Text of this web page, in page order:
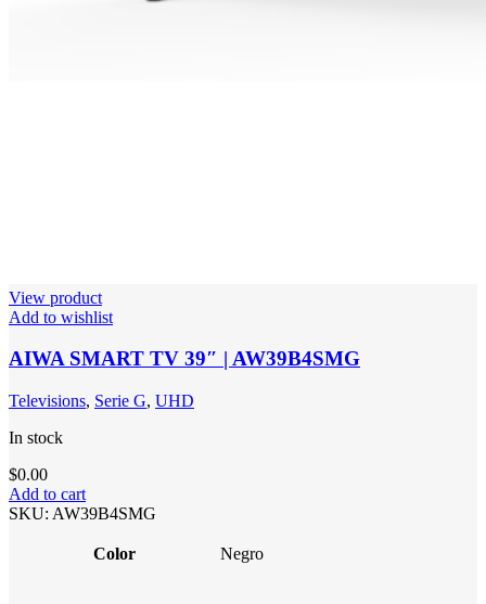
View product
Add to wishlist
AIWA SMART TV 39″ | AW39B4SMG
Televisions, Serie G, UHD
In stock
$0.00
Add to cart
SKU: AW39B4SMG
Color Negro